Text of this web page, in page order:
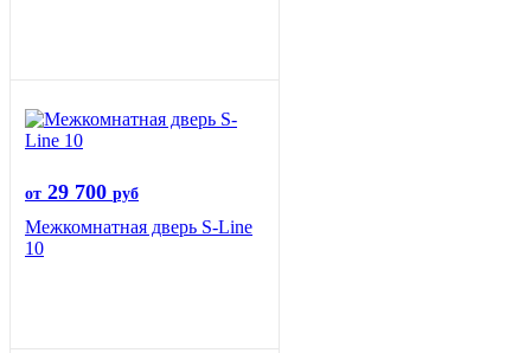
от 29 700 руб
Межкомнатная дверь S-Line
10